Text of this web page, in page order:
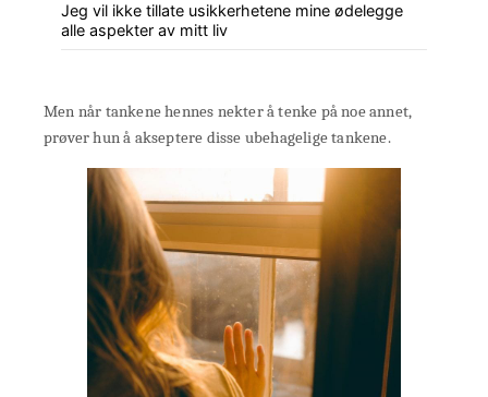
Jeg vil ikke tillate usikkerhetene mine ødelegge
alle aspekter av mitt liv
Men når tankene hennes nekter å tenke på noe annet,
prøver hun å akseptere disse ubehagelige tankene.